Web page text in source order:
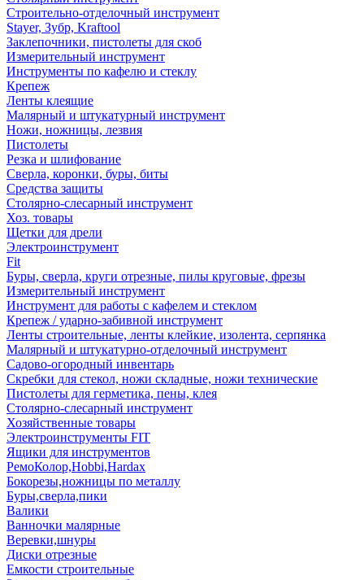
Строительно-отделочный инструмент
Stayer, Зубр, Kraftool
Заклепочники, пистолеты для скоб
Измерительный инструмент
Инструменты по кафелю и стеклу
Крепеж
Ленты клеящие
Малярный и штукатурный инструмент
Ножи, ножницы, лезвия
Пистолеты
Резка и шлифование
Сверла, коронки, буры, биты
Средства защиты
Столярно-слесарный инструмент
Хоз. товары
Щетки для дрели
Электроинструмент
Fit
Буры, сверла, круги отрезные, пилы круговые, фрезы
Измерительный инструмент
Инструмент для работы с кафелем и стеклом
Крепеж / ударно-забивной инструмент
Ленты строительные, ленты клейкие, изолента, серпянка
Малярный и штукатурно-отделочный инструмент
Садово-огородный инвентарь
Скребки для стекол, ножи складные, ножи технические
Пистолеты для герметика, пены, клея
Столярно-слесарный инструмент
Хозяйственные товары
Электроинструменты FIT
Ящики для инструментов
РемоКолор,Hobbi,Hardax
Бокорезы,ножницы по металлу
Буры,сверла,пики
Валики
Ванночки малярные
Веревки,шнуры
Диски отрезные
Емкости строительные